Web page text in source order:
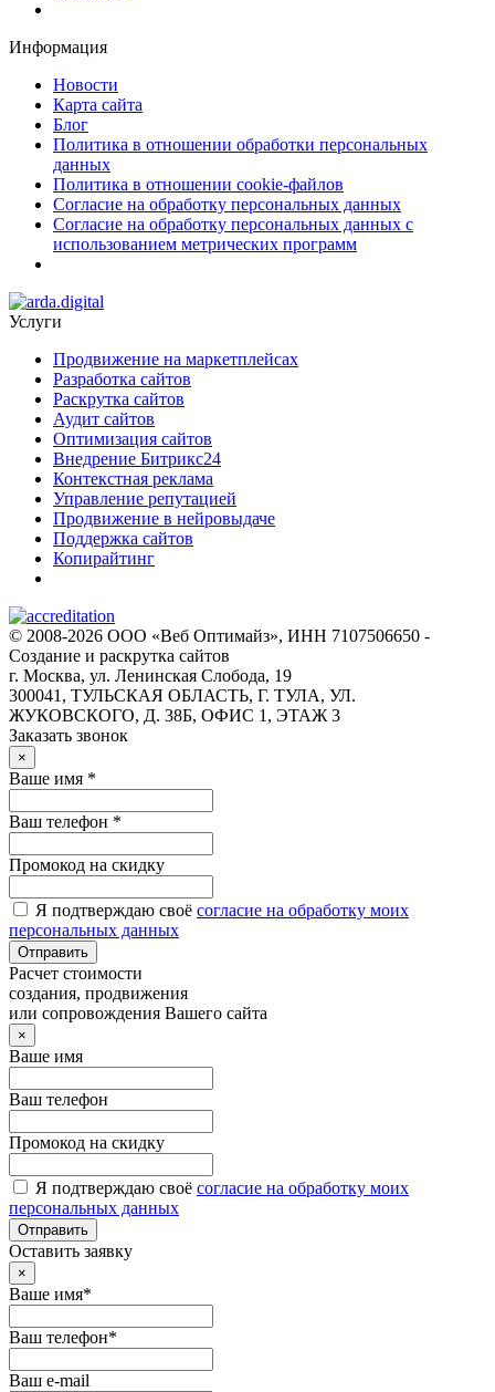
Информация
Новости
Карта сайта
Блог
Политика в отношении обработки персональных
данных
Политика в отношении cookie-файлов
Согласие на обработку персональных данных
Согласие на обработку персональных данных с
использованием метрических программ
Услуги
Продвижение на маркетплейсах
Разработка сайтов
Раскрутка сайтов
Аудит сайтов
Оптимизация сайтов
Внедрение Битрикс24
Контекстная реклама
Управление репутацией
Продвижение в нейровыдаче
Поддержка сайтов
Копирайтинг
© 2008-2026 ООО «Веб Оптимайз», ИНН 7107506650 -
Создание и раскрутка сайтов
г. Москва, ул. Ленинская Слобода, 19
300041, ТУЛЬСКАЯ ОБЛАСТЬ, Г. ТУЛА, УЛ.
ЖУКОВСКОГО, Д. 38Б, ОФИС 1, ЭТАЖ 3
Заказать звонок
×
Ваше имя *
Ваш телефон *
Промокод на скидку
Я подтверждаю своё согласие на обработку моих
персональных данных
Отправить
Расчет стоимости
создания, продвижения
или сопровождения Вашего сайта
×
Ваше имя
Ваш телефон
Промокод на скидку
Я подтверждаю своё согласие на обработку моих
персональных данных
Отправить
Оставить заявку
×
Ваше имя*
Ваш телефон*
Ваш e-mail